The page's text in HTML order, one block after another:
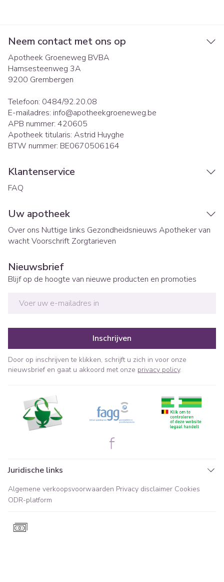
Neem contact met ons op
Apotheek Groeneweg BVBA
Hamsesteenweg 3A
9200 Grembergen
Telefoon: 0484/92.20.08
E-mailadres: info@apotheekgroeneweg.be
APB nummer: 420605
Apotheek titularis: Astrid Huyghe
BTW nummer: BE0670506164
Klantenservice
FAQ
Uw apotheek
Over ons Nuttige links Gezondheidsnieuws Apotheker van
wachtVoorschrift Zorgtarieven
Nieuwsbrief
Blijf op de hoogte van nieuwe producten en promoties
Inschrijven
Door op inschrijven te klikken, schrijft u zich in voor onze
nieuwsbrief en gaat u akkoord met onze privacy policy.
Juridische links
Algemene verkoopsvoorwaarden Privacy disclaimer Cookies
ODR-platform